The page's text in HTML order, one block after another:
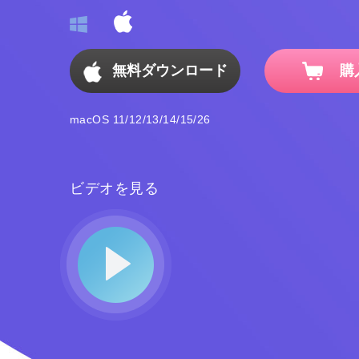
無料ダウンロード 購
macOS 11/12/13/14/15/26
ビデオを見る